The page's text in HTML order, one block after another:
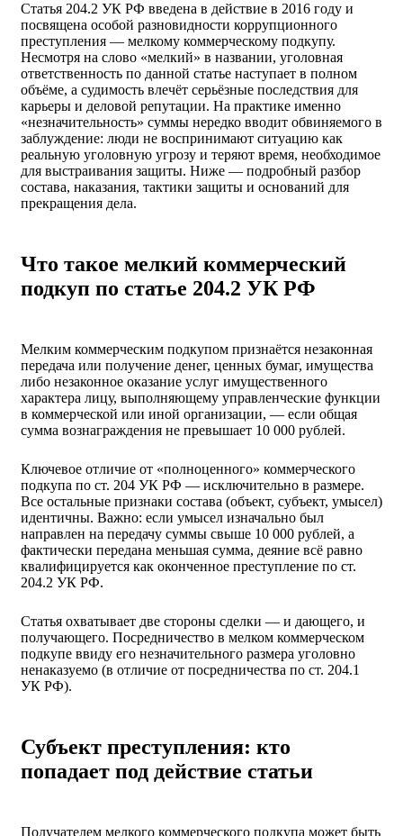
Статья 204.2 УК РФ введена в действие в 2016 году и
посвящена особой разновидности коррупционного
преступления — мелкому коммерческому подкупу.
Несмотря на слово «мелкий» в названии, уголовная
ответственность по данной статье наступает в полном
объёме, а судимость влечёт серьёзные последствия для
карьеры и деловой репутации. На практике именно
«незначительность» суммы нередко вводит обвиняемого в
заблуждение: люди не воспринимают ситуацию как
реальную уголовную угрозу и теряют время, необходимое
для выстраивания защиты. Ниже — подробный разбор
состава, наказания, тактики защиты и оснований для
прекращения дела.
Что такое мелкий коммерческий
подкуп по статье 204.2 УК РФ
Мелким коммерческим подкупом признаётся незаконная
передача или получение денег, ценных бумаг, имущества
либо незаконное оказание услуг имущественного
характера лицу, выполняющему управленческие функции
в коммерческой или иной организации, — если общая
сумма вознаграждения не превышает 10 000 рублей.
Ключевое отличие от «полноценного» коммерческого
подкупа по ст. 204 УК РФ — исключительно в размере.
Все остальные признаки состава (объект, субъект, умысел)
идентичны. Важно: если умысел изначально был
направлен на передачу суммы свыше 10 000 рублей, а
фактически передана меньшая сумма, деяние всё равно
квалифицируется как оконченное преступление по ст.
204.2 УК РФ.
Статья охватывает две стороны сделки — и дающего, и
получающего. Посредничество в мелком коммерческом
подкупе ввиду его незначительного размера уголовно
ненаказуемо (в отличие от посредничества по ст. 204.1
УК РФ).
Субъект преступления: кто
попадает под действие статьи
Получателем мелкого коммерческого подкупа может быть